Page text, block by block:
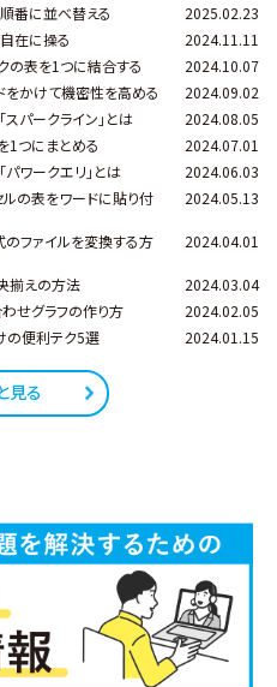
番に並べ替える
2025.02.23
在に操る
2024.11.11
の表を1つに結合する
2024.10.07
をかけて機密性を高める
2024.09.02
スパークライン」とは
2024.08.05
1つにまとめる
2024.07.01
ワークエリ」とは
2024.06.03
の表をワードに貼り付
2024.05.13
ファイルを変換する方
2024.04.01
揃えの方法
2024.03.04
わせグラフの作り方
2024.02.05
の便利テク5選 2024.01.15
見る